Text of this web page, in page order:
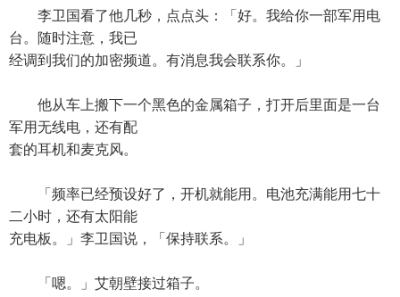
李卫国看了他几秒，点点头：「好。我给你一部军用电
台。随时注意，我已
经调到我们的加密频道。有消息我会联系你。」
他从车上搬下一个黑色的金属箱子，打开后里面是一台
军用无线电，还有配
套的耳机和麦克风。
「频率已经预设好了，开机就能用。电池充满能用七十
二小时，还有太阳能
充电板。」李卫国说，「保持联系。」
「嗯。」艾朝壁接过箱子。